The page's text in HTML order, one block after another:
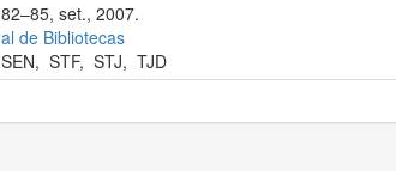
set., 2007.
de Bibliotecas
SEN, STF, STJ, TJD